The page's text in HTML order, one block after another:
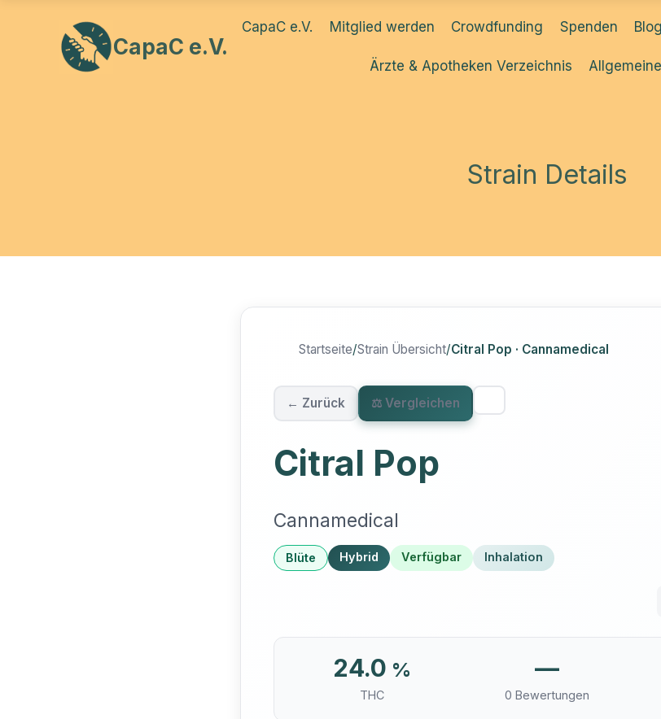
CapaC e.V.
CapaC e.V. Mitglied werden Crowdfunding Spenden Blog
Ärzte & Apotheken Verzeichnis
Strain Details
Startseite/Strain Übersicht/Citral Pop · Cannamedical
← Zurück ⚖ Vergleichen
Citral Pop
Cannamedical
Blüte Hybrid Verfügbar Inhalation
24.0 %
THC
—
0 Bewertungen